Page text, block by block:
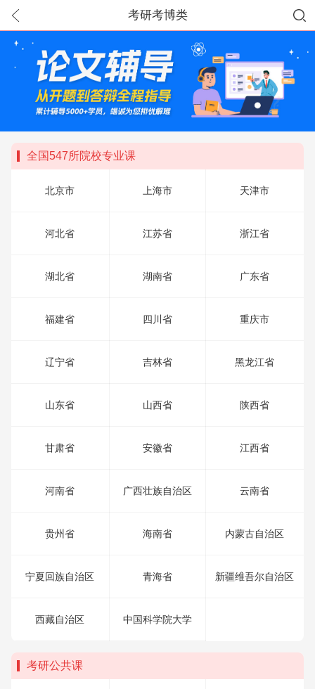
考研考博类
全国547所院校专业课
北京市 上海市 天津市
河北省 江苏省 浙江省
湖北省 湖南省 广东省
福建省 四川省 重庆市
辽宁省 吉林省 黑龙江省
山东省 山西省 陕西省
甘肃省 安徽省 江西省
河南省 广西壮族自治区 云南省
贵州省 海南省 内蒙古自治区
宁夏回族自治区 青海省 新疆维吾尔自治区
西藏自治区 中国科学院大学
考研公共课